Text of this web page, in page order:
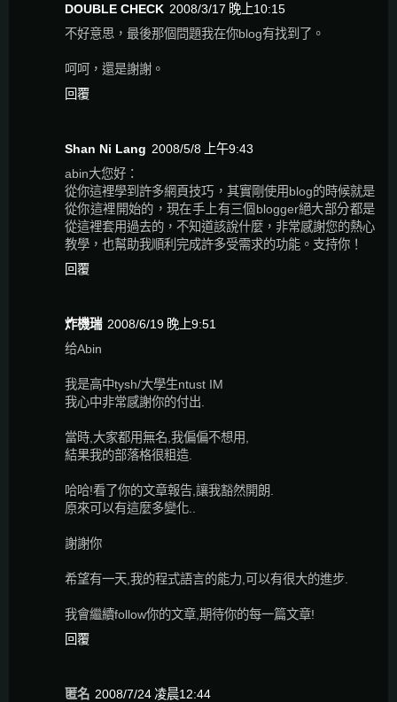
DOUBLE CHECK 2008/3/17 晚上10:15
不好意思，最後那個問題我在你blog有找到了。
呵呵，還是謝謝。
回覆
Shan Ni Lang 2008/5/8 上午9:43
abin大您好：
從你這裡學到許多網頁技巧，其實剛使用blog的時候就是
從你這裡開始的，現在手上有三個blogger絕大部分都是
從這裡套用過去的，不知道該說什麼，非常感謝您的熱心
教學，也幫助我順利完成許多受需求的功能。支持你！
回覆
炸機瑞 2008/6/19 晚上9:51
给Abin
我是高中tysh/大學生ntust IM
我心中非常感謝你的付出.
當時,大家都用無名,我偏偏不想用,
結果我的部落格很粗造.
哈哈!看了你的文章報告,讓我豁然開朗.
原來可以有這麼多變化..
謝謝你
希望有一天,我的程式語言的能力,可以有很大的進步.
我會繼續follow你的文章,期待你的每一篇文章!
回覆
匿名 2008/7/24 凌晨12:44